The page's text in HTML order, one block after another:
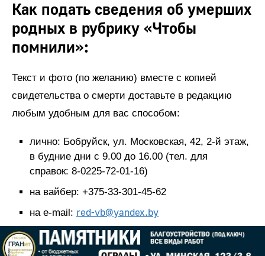
Как подать сведения об умерших
родных в рубрику «Чтобы
помнили»:
Текст и фото (по желанию) вместе с копией
свидетельства о смерти доставьте в редакцию
любым удобным для вас способом:
лично: Бобруйск, ул. Московская, 42, 2-й этаж,
в будние дни с 9.00 до 16.00 (тел. для
справок: 8-0225-72-01-16)
на вайбер: +375-33-301-45-62
на e-mail: red-vb@yandex.by